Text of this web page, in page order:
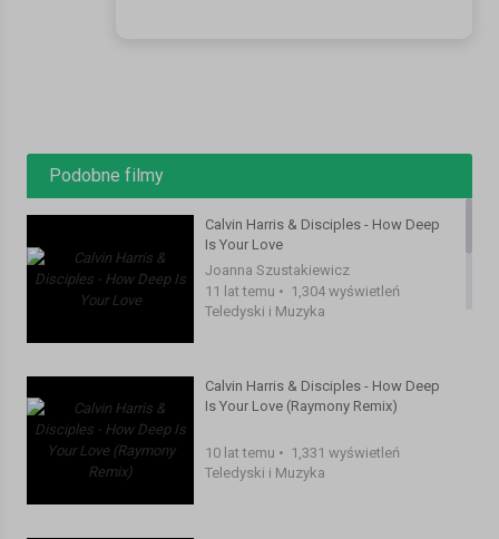
Podobne filmy
Calvin Harris & Disciples - How Deep
Is Your Love
Joanna Szustakiewicz
11 lat temu • 1,304 wyświetleń
Teledyski i Muzyka
Calvin Harris & Disciples - How Deep
Is Your Love (Raymony Remix)
10 lat temu • 1,331 wyświetleń
Teledyski i Muzyka